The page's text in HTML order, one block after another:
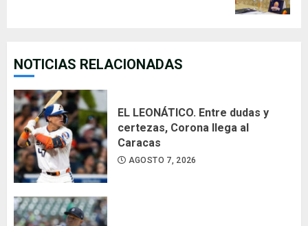
NOTICIAS RELACIONADAS
EL LEONÁTICO. Entre dudas y
certezas, Corona llega al
Caracas
AGOSTO 7, 2026